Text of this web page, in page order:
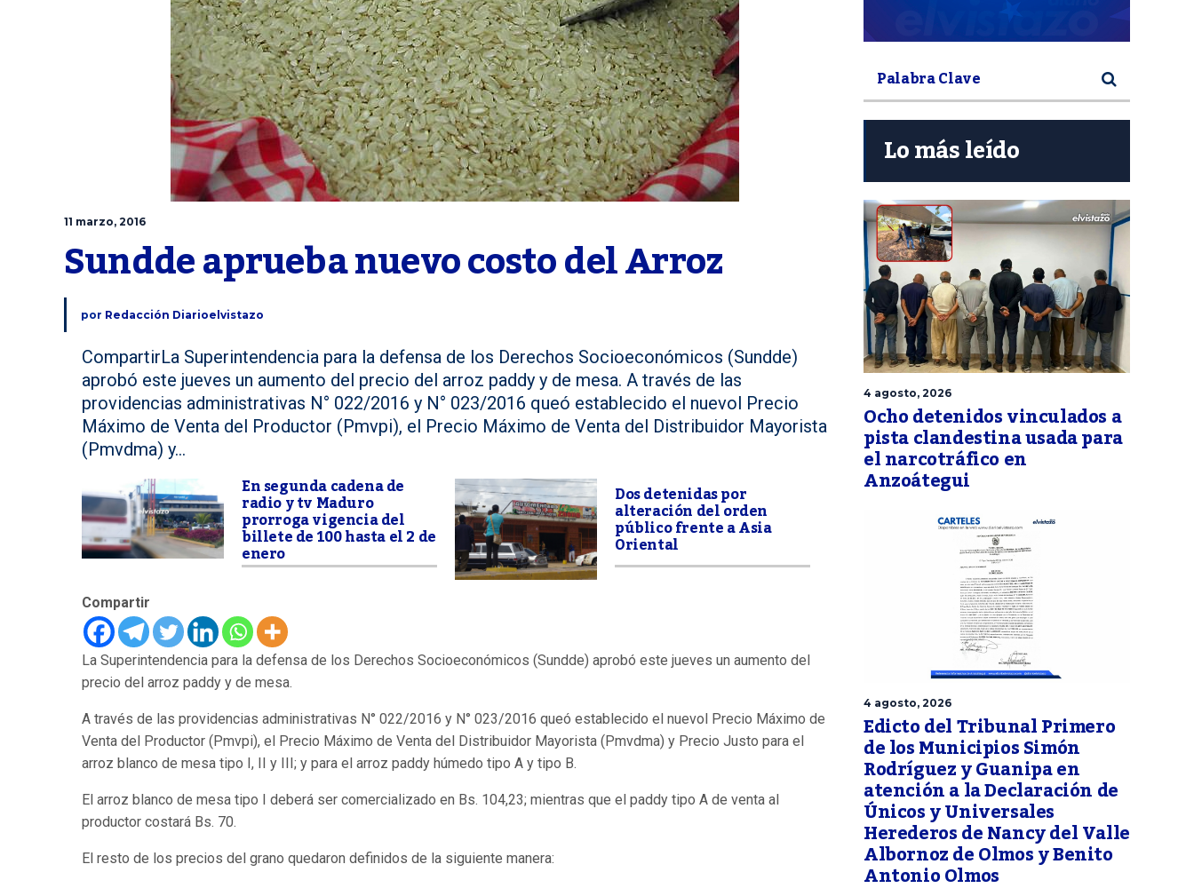
11 marzo, 2016
Sundde aprueba nuevo costo del Arroz
por Redacción Diarioelvistazo
CompartirLa Superintendencia para la defensa de los Derechos Socioeconómicos (Sundde)
aprobó este jueves un aumento del precio del arroz paddy y de mesa. A través de las
providencias administrativas N° 022/2016 y N° 023/2016 queó establecido el nuevol Precio
Máximo de Venta del Productor (Pmvpi), el Precio Máximo de Venta del Distribuidor Mayorista
(Pmvdma) y...
En segunda cadena de
radio y tv Maduro
prorroga vigencia del
billete de 100 hasta el 2 de
enero
Dos detenidas por
alteración del orden
público frente a Asia
Oriental
Compartir
La Superintendencia para la defensa de los Derechos Socioeconómicos (Sundde) aprobó este jueves un aumento del
precio del arroz paddy y de mesa.
A través de las providencias administrativas N° 022/2016 y N° 023/2016 queó establecido el nuevol Precio Máximo de
Venta del Productor (Pmvpi), el Precio Máximo de Venta del Distribuidor Mayorista (Pmvdma) y Precio Justo para el
arroz blanco de mesa tipo I, II y III; y para el arroz paddy húmedo tipo A y tipo B.
El arroz blanco de mesa tipo I deberá ser comercializado en Bs. 104,23; mientras que el paddy tipo A de venta al
productor costará Bs. 70.
El resto de los precios del grano quedaron definidos de la siguiente manera:
Lo más leído
4 agosto, 2026
Ocho detenidos vinculados a
pista clandestina usada para
el narcotráfico en
Anzoátegui
4 agosto, 2026
Edicto del Tribunal Primero
de los Municipios Simón
Rodríguez y Guanipa en
atención a la Declaración de
Únicos y Universales
Herederos de Nancy del Valle
Albornoz de Olmos y Benito
Antonio Olmos